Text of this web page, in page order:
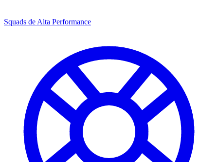
Squads de Alta Performance